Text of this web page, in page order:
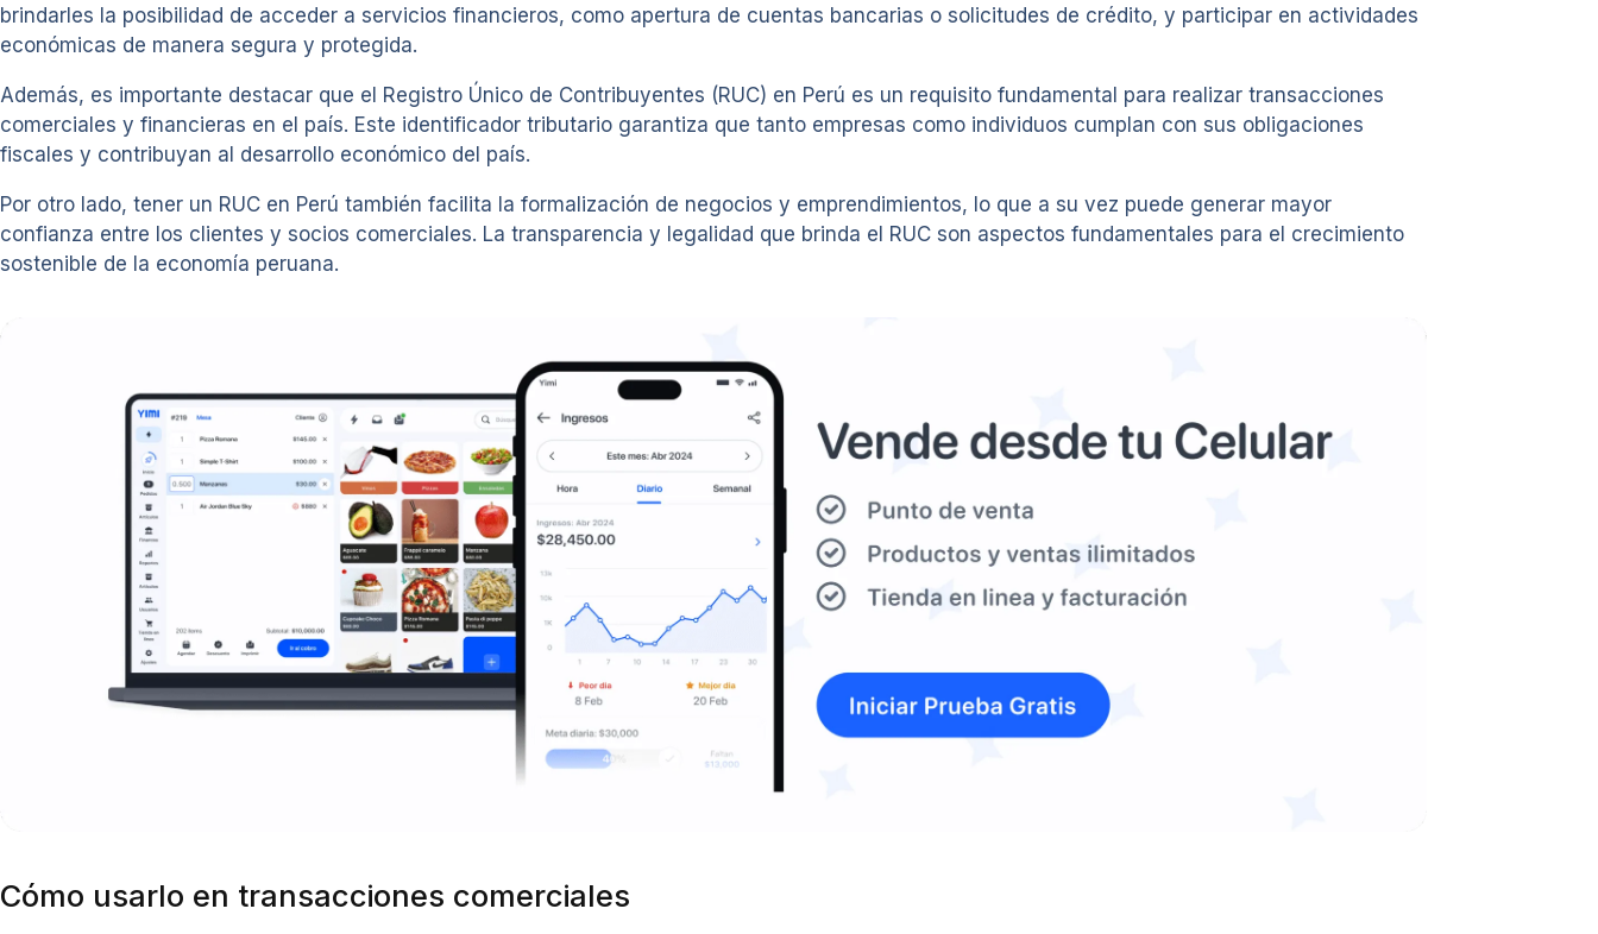
brindarles la posibilidad de acceder a servicios financieros, como apertura de cuentas bancarias o solicitudes de crédito, y participar en actividades
económicas de manera segura y protegida.
Además, es importante destacar que el Registro Único de Contribuyentes (RUC) en Perú es un requisito fundamental para realizar transacciones
comerciales y financieras en el país. Este identificador tributario garantiza que tanto empresas como individuos cumplan con sus obligaciones
fiscales y contribuyan al desarrollo económico del país.
Por otro lado, tener un RUC en Perú también facilita la formalización de negocios y emprendimientos, lo que a su vez puede generar mayor
confianza entre los clientes y socios comerciales. La transparencia y legalidad que brinda el RUC son aspectos fundamentales para el crecimiento
sostenible de la economía peruana.
Cómo usarlo en transacciones comerciales